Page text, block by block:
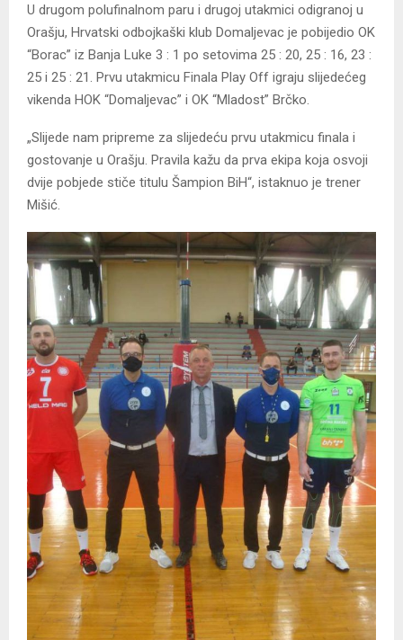
U drugom polufinalnom paru i drugoj utakmici odigranoj u
Orašju, Hrvatski odbojkaški klub Domaljevac je pobijedio OK
“Borac” iz Banja Luke 3 : 1 po setovima 25 : 20, 25 : 16, 23 :
25 i 25 : 21. Prvu utakmicu Finala Play Off igraju slijedećeg
vikenda HOK “Domaljevac” i OK “Mladost” Brčko.
„Slijede nam pripreme za slijedeću prvu utakmicu finala i
gostovanje u Orašju. Pravila kažu da prva ekipa koja osvoji
dvije pobjede stiče titulu Šampion BiH“, istaknuo je trener
Mišić.